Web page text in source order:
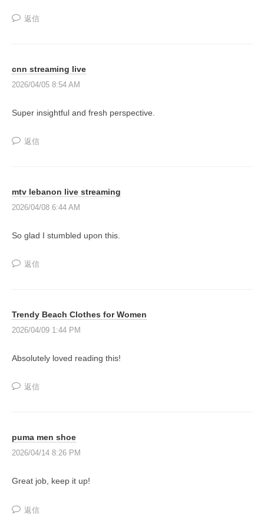
同
の
投
ス
ー
で
す
返信
cnn streaming live
2026/04/05 8:54 AM
Super insightful and fresh perspective.
返信
mtv lebanon live streaming
2026/04/08 6:44 AM
So glad I stumbled upon this.
返信
Trendy Beach Clothes for Women
2026/04/09 1:44 PM
Absolutely loved reading this!
返信
puma men shoe
2026/04/14 8:26 PM
Great job, keep it up!
返信